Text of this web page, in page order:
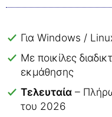
Για Windows /
Με ποικίλες
εκμάθησης
Τελευταία –
του 2026